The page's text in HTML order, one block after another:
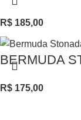
R$ 185,00
BERMUDA
R$ 175,00